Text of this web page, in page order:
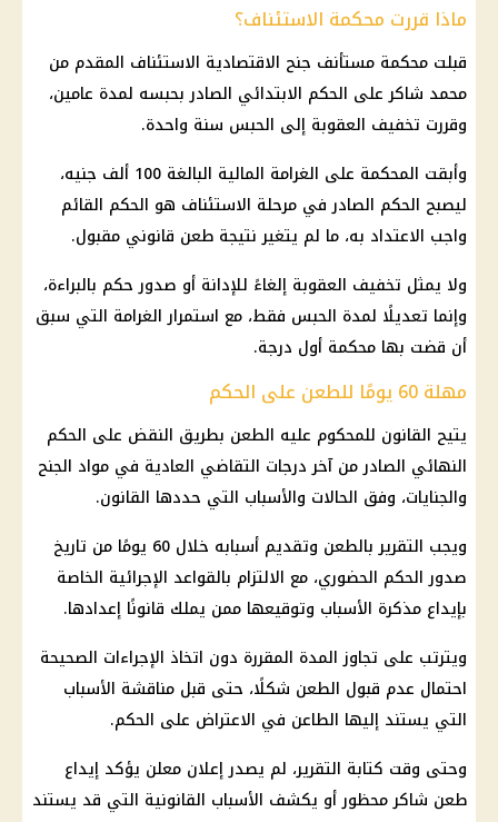
ماذا قررت محكمة الاستئناف؟
قبلت محكمة مستأنف جنح الاقتصادية الاستئناف المقدم من
محمد شاكر على الحكم الابتدائي الصادر بحبسه لمدة عامين،
وقررت تخفيف العقوبة إلى الحبس سنة واحدة.
وأبقت المحكمة على الغرامة المالية البالغة 100 ألف جنيه،
ليصبح الحكم الصادر في مرحلة الاستئناف هو الحكم القائم
واجب الاعتداد به، ما لم يتغير نتيجة طعن قانوني مقبول.
ولا يمثل تخفيف العقوبة إلغاءً للإدانة أو صدور حكم بالبراءة،
وإنما تعديلًا لمدة الحبس فقط، مع استمرار الغرامة التي سبق
أن قضت بها محكمة أول درجة.
مهلة 60 يومًا للطعن على الحكم
يتيح القانون للمحكوم عليه الطعن بطريق النقض على الحكم
النهائي الصادر من آخر درجات التقاضي العادية في مواد الجنح
والجنايات، وفق الحالات والأسباب التي حددها القانون.
ويجب التقرير بالطعن وتقديم أسبابه خلال 60 يومًا من تاريخ
صدور الحكم الحضوري، مع الالتزام بالقواعد الإجرائية الخاصة
بإيداع مذكرة الأسباب وتوقيعها ممن يملك قانونًا إعدادها.
ويترتب على تجاوز المدة المقررة دون اتخاذ الإجراءات الصحيحة
احتمال عدم قبول الطعن شكلًا، حتى قبل مناقشة الأسباب
التي يستند إليها الطاعن في الاعتراض على الحكم.
وحتى وقت كتابة التقرير، لم يصدر إعلان معلن يؤكد إيداع
طعن شاكر محظور أو يكشف الأسباب القانونية التي قد يستند